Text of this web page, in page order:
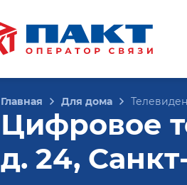
Главная Для дома
Цифровое
д. 24,